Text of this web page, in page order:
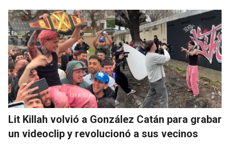
Lit Killah volvió a González Catán para grabar
un videoclip y revolucionó a sus vecinos